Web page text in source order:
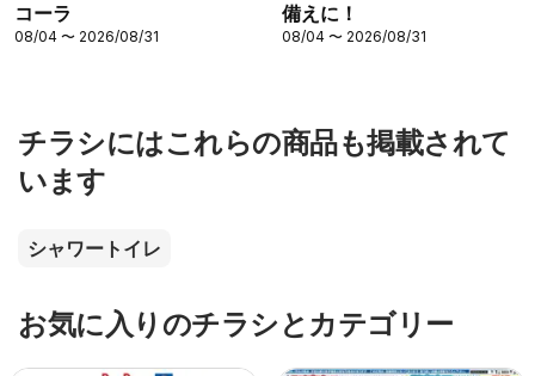
コーラ
08/04 〜 2026/08/31
備えに！
08/04 〜 2026/08/31
チラシにはこれらの商品も掲載されて
います
シャワートイレ
お気に入りのチラシとカテゴリー